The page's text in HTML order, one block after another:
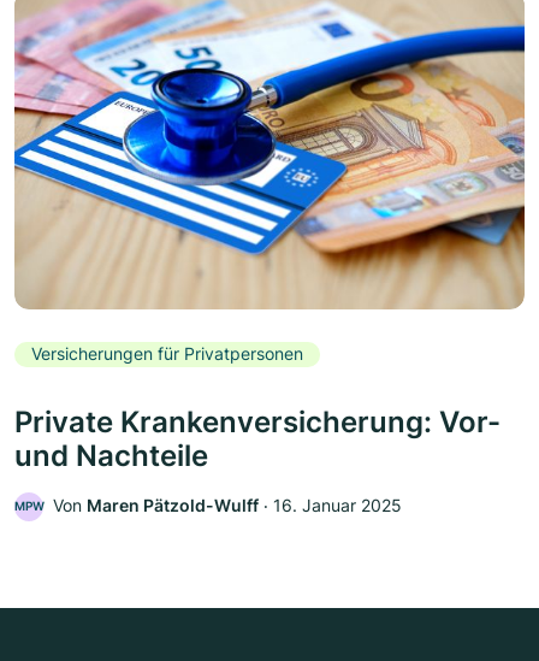
Versicherungen für Privatpersonen
Private Krankenversicherung: Vor-
und Nachteile
MPW Von Maren Pätzold-Wulff ‧ 16. Januar 2025